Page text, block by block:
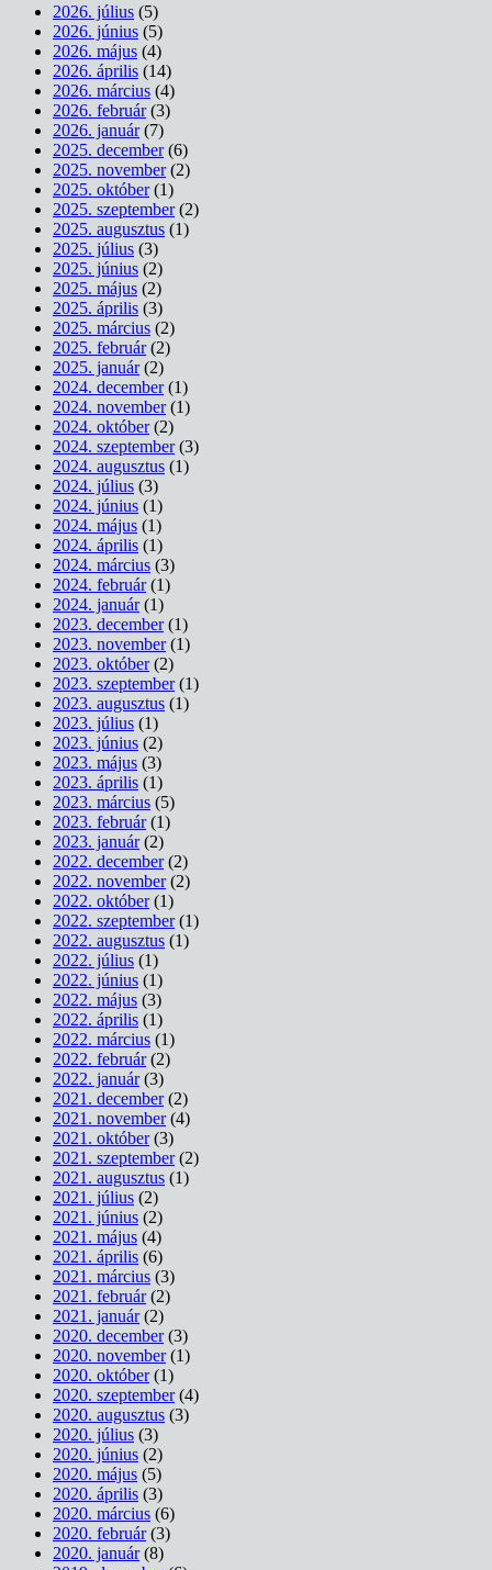
2026. július (5)
2026. június (5)
2026. május (4)
2026. április (14)
2026. március (4)
2026. február(3)
2026. január(7)
2025. december(6)
2025. november(2)
2025. október(1)
2025. szeptember(2)
2025. augusztus (1)
2025. július (3)
2025. június (2)
2025. május (2)
2025. április (3)
2025. március (2)
2025. február(2)
2025. január(2)
2024. december(1)
2024. november(1)
2024. október(2)
2024. szeptember(3)
2024. augusztus (1)
2024. július (3)
2024. június (1)
2024. május (1)
2024. április (1)
2024. március (3)
2024. február(1)
2024. január(1)
2023. december(1)
2023. november(1)
2023. október(2)
2023. szeptember(1)
2023. augusztus (1)
2023. július (1)
2023. június (2)
2023. május (3)
2023. április (1)
2023. március (5)
2023. február(1)
2023. január(2)
2022. december(2)
2022. november(2)
2022. október(1)
2022. szeptember(1)
2022. augusztus (1)
2022. július (1)
2022. június (1)
2022. május (3)
2022. április (1)
2022. március (1)
2022. február(2)
2022. január(3)
2021. december(2)
2021. november(4)
2021. október(3)
2021. szeptember(2)
2021. augusztus (1)
2021. július (2)
2021. június (2)
2021. május (4)
2021. április (6)
2021. március (3)
2021. február(2)
2021. január(2)
2020. december(3)
2020. november(1)
2020. október(1)
2020. szeptember(4)
2020. augusztus (3)
2020. július (3)
2020. június (2)
2020. május (5)
2020. április (3)
2020. március (6)
2020. február(3)
2020. január(8)